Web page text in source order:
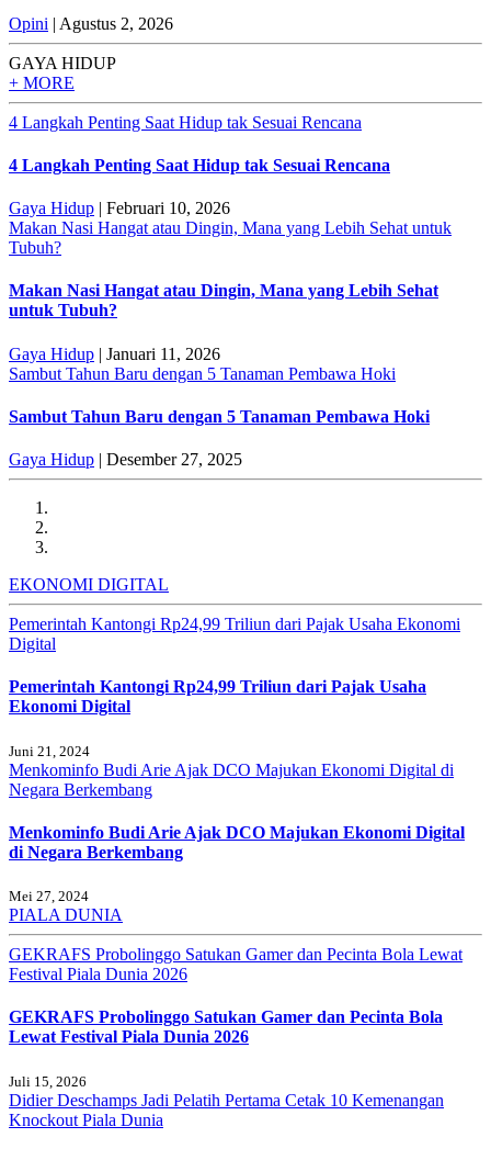
Opini | Agustus 2, 2026
GAYA HIDUP
+ MORE
4 Langkah Penting Saat Hidup tak Sesuai Rencana
4 Langkah Penting Saat Hidup tak Sesuai Rencana
Gaya Hidup | Februari 10, 2026
Makan Nasi Hangat atau Dingin, Mana yang Lebih Sehat untuk
Tubuh?
Makan Nasi Hangat atau Dingin, Mana yang Lebih Sehat
untuk Tubuh?
Gaya Hidup | Januari 11, 2026
Sambut Tahun Baru dengan 5 Tanaman Pembawa Hoki
Sambut Tahun Baru dengan 5 Tanaman Pembawa Hoki
Gaya Hidup | Desember 27, 2025
EKONOMI DIGITAL
Pemerintah Kantongi Rp24,99 Triliun dari Pajak Usaha Ekonomi
Digital
Pemerintah Kantongi Rp24,99 Triliun dari Pajak Usaha
Ekonomi Digital
Juni 21, 2024
Menkominfo Budi Arie Ajak DCO Majukan Ekonomi Digital di
Negara Berkembang
Menkominfo Budi Arie Ajak DCO Majukan Ekonomi Digital
di Negara Berkembang
Mei 27, 2024
PIALA DUNIA
GEKRAFS Probolinggo Satukan Gamer dan Pecinta Bola Lewat
Festival Piala Dunia 2026
GEKRAFS Probolinggo Satukan Gamer dan Pecinta Bola
Lewat Festival Piala Dunia 2026
Juli 15, 2026
Didier Deschamps Jadi Pelatih Pertama Cetak 10 Kemenangan
Knockout Piala Dunia